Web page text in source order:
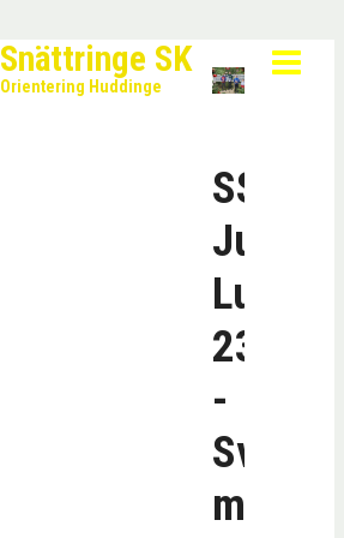
Snättringe SK
Orientering Huddinge
SSK
Lucka
23
-
Svensk